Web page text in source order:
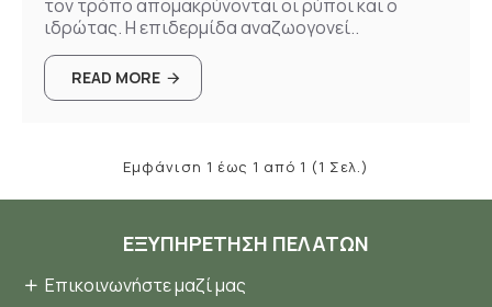
τον τρόπο απομακρύνονται οι ρύποι και ο
ιδρώτας. Η επιδερμίδα αναζωογονεί..
READ MORE
Εμφάνιση 1 έως 1 από 1 (1 Σελ.)
ΕΞΥΠΗΡΈΤΗΣΗ ΠΕΛΑΤΏΝ
Επικοινωνήστε μαζί μας